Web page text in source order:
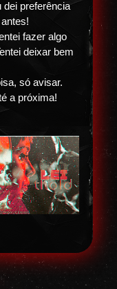
preferência
fazer algo
deixar bem
só avisar.
a próxima!